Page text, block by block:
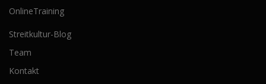
OnlineTraining
Streitkultur-Blog
Team
Kontakt